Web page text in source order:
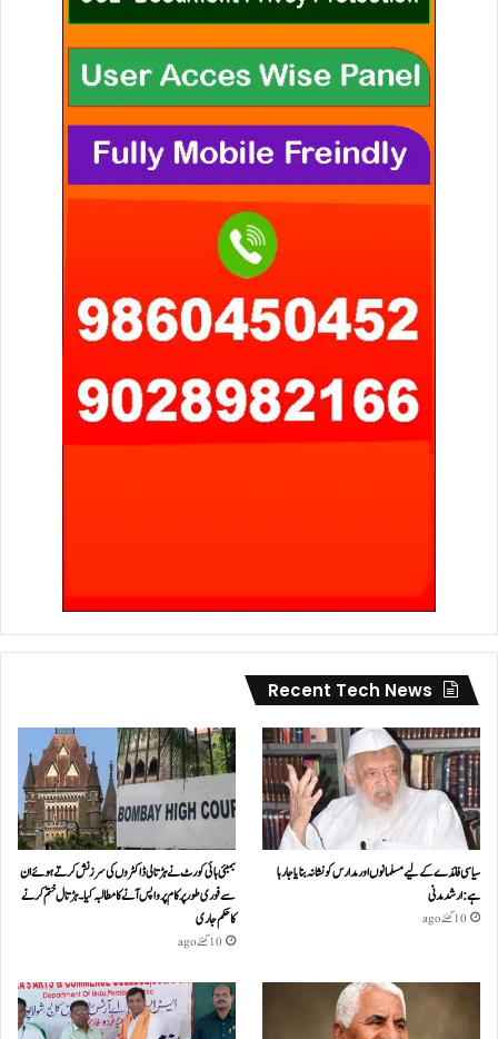
Recent Tech News
سیاسی فائدے کے لیے مسلمانوں اور مدارس کو نشانہ بنایا جا رہا
ہے: ارشد مدنی
10 گھنٹے ago
بمبئی ہائی کورٹ نے ہڑتالی ڈاکٹروں کی سرزنش کرتے ہوئے ان
سے فوری طور پر کام پر واپس آنے کا مطالبہ کیا۔ہڑتال ختم کرنے
کا حکم جاری
10 گھنٹے ago